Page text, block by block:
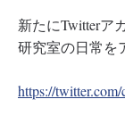
新たにTwitterア
研究室の日常を
https://